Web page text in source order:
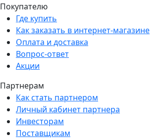
Покупателю
Где купить
Как заказать в интернет-магазине
Оплата и доставка
Вопрос-ответ
Акции
Партнерам
Как стать партнером
Личный кабинет партнера
Инвесторам
Поставщикам